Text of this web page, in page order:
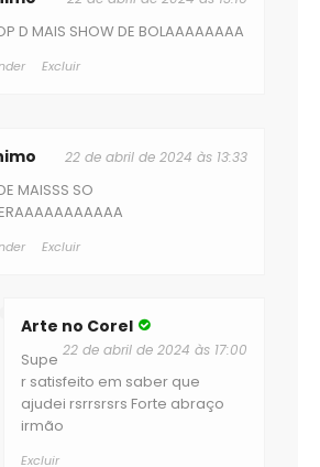
D MAIS SHOW DE BOLAAAAAAAA
Excluir
22 de abril de 2024 às 13:33
MAISSS SO
Excluir
Arte no Corel
22 de abril de 2024 às 17:00
Supe
r satisfeito em saber que
ajudei rsrrsrsrs Forte abraço
irmão
Excluir